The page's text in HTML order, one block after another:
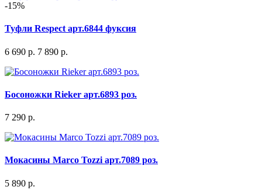
-15%
Туфли Respect арт.6844 фуксия
6 690 р. 7 890 р.
Босоножки Rieker арт.6893 роз.
7 290 р.
Мокасины Marco Tozzi арт.7089 роз.
5 890 р.